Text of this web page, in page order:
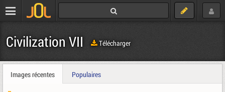
Civilization VII Télécharger
Images récentes Populaires